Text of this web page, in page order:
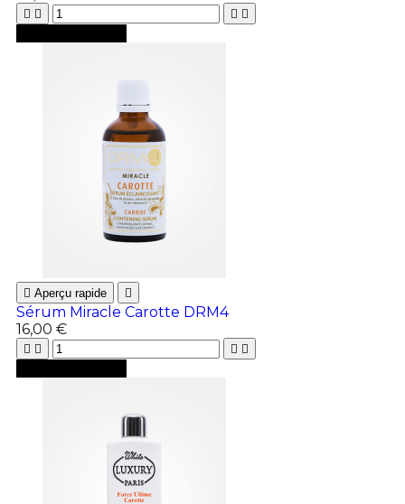
   
 Aperçu rapide 
Sérum Miracle Carotte DRM4
16,00 €
   